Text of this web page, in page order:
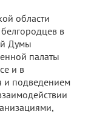
области
в
Думы
палаты
и в
и подведением